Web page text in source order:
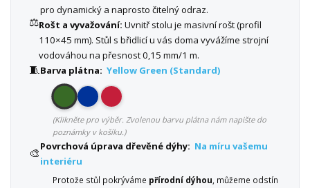
pro dynamický a naprosto čitelný odraz.
⚖️Rošt a vyvažování: Uvnitř stolu je masivní rošt (profil
110×45 mm). Stůl s břidlicí u vás doma vyvážíme strojní
vodováhou na přesnost 0,15 mm/1 m.
🧵Barva plátna: Yellow Green (Standard)
(Klikněte pro výběr. Zvolenou barvu plátna nám napište do
poznámky v košíku.)
🎨Povrchová úprava dřevěné dýhy: Na míru vašemu
interiéru
Protože stůl pokrýváme přírodní dýhou , můžeme odstín